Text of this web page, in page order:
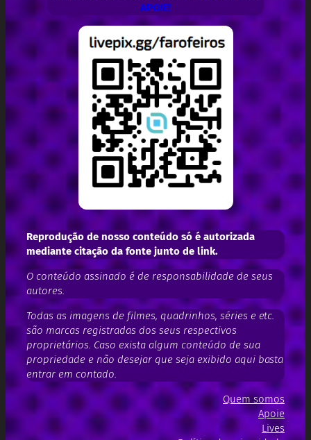
APOIE!
Reprodução de nosso conteúdo só é autorizada
mediante citação da fonte junto de link.
O conteúdo assinado é de responsabilidade de seus
autores.
Todas as imagens de filmes, quadrinhos, séries e etc.
são marcas registradas dos seus respectivos
proprietários. Caso exista algum conteúdo de sua
propriedade e não desejar que seja exibido aqui basta
entrar em contado.
Quem somos
Apoie
Lives